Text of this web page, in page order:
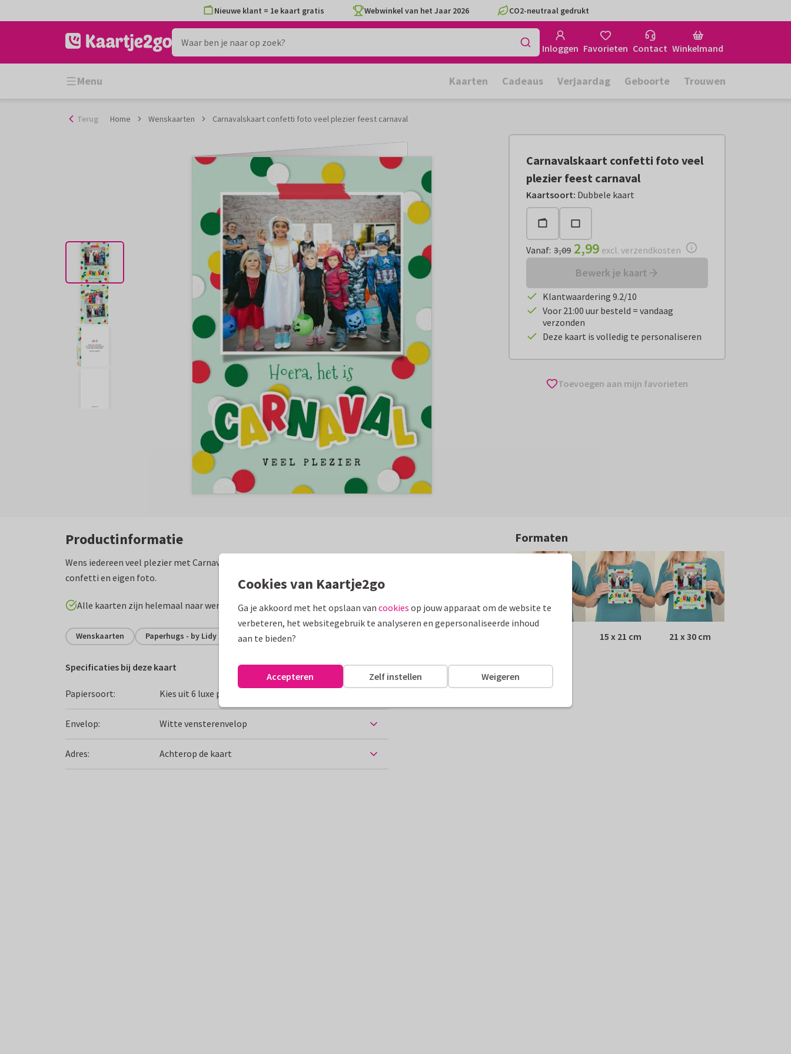
naar
Nieuwe klant = 1e kaart gratis Webwinkel van het Jaar 2026 CO2-neutraal gedrukt
Inloggen Favorieten Contact Winkelmand
Menu Kaarten Cadeaus Verjaardag Geboorte Trouwen
Terug Home Wenskaarten Carnavalskaart confetti foto veel plezier feest carnaval
Carnavalskaart confetti foto veel
plezier feest carnaval
Kaartsoort: Dubbele kaart
Vanaf:€ 2,99 excl. verzendkosten
Vanaf: 3,09 2,99 excl. verzendkosten
Bewerk je kaart
Klantwaardering 9.2/10
Voor 21:00 uur besteld = vandaag
verzonden
Deze kaart is volledig te personaliseren
Toevoegen aan mijn favorieten
Productinformatie
Wens iedereen veel plezier met Carnaval met dit feestelijke kaartje met
confetti en eigen foto.
Alle kaarten zijn helemaal naar wens aan te passen
Wenskaarten Paperhugs - by Lidy Grappig Carnaval
Specificaties bij deze kaart
Papiersoort: Kies uit 6 luxe papiersoorten
Envelop: Witte vensterenvelop
Adres: Achterop de kaart
Formaten
15 x 21 cm 21 x 30 cm
Cookies van Kaartje2go
Ga je akkoord met het opslaan van cookies op jouw apparaat om de website te
verbeteren, het websitegebruik te analyseren en gepersonaliseerde inhoud
aan te bieden?
Weigeren
Zelf instellen
Accepteren